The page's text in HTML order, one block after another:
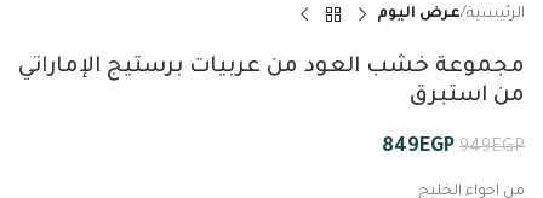
الرئيسية عرض اليوم
مجموعة خشب العود من عربيات برستيج الإماراتي
من استبرق
949EGP
849EGP
من اجواء الخليج